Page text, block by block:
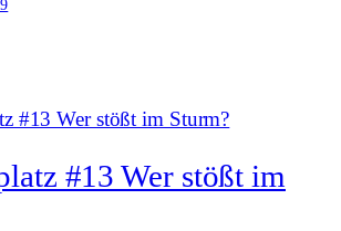
#13 Wer stößt im